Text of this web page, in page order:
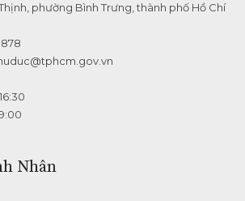
phường Bình Trưng, thành phố Hồ Chí
Nhân